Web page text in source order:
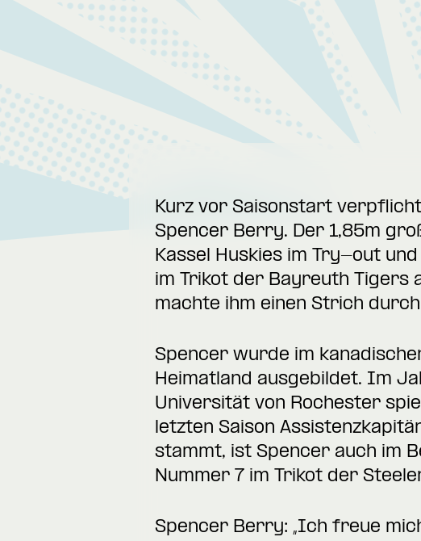
Kurz vor Saisonstart
Spencer Berry. Der 1,85m
Kassel Huskies im Try-out
im Trikot der Bayreuth Tigers
machte ihm einen Strich
Spencer wurde im
Heimatland ausgebildet. Im
Universität von Rochester
letzten Saison
stammt, ist Spencer auch im
Nummer 7 im Trikot der
Spencer Berry: „Ich freue